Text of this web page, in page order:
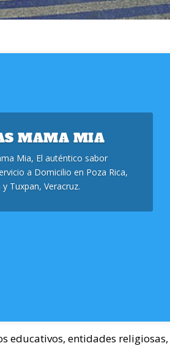
MAMA MIA
Mia, El auténtico sabor
a Domicilio en Poza Rica,
Tuxpan, Veracruz.
educativos, entidades religiosas,